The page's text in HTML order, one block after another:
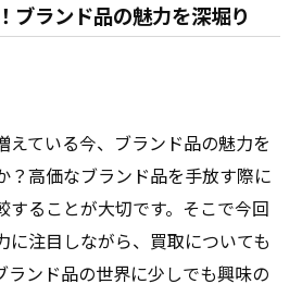
ブランド品の魅力を深堀り
えている今、ブランド品の魅力を
？高価なブランド品を手放す際に
することが大切です。そこで今回
に注目しながら、買取についても
ランド品の世界に少しでも興味の